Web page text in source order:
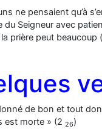
ne pensaient qu’à
Seigneur avec
prière peut
de bon et tout
est morte » (2 26)